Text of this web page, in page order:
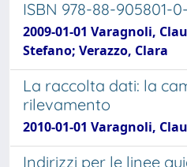
ISBN 978-88-905801-
2009-01-01 Varagnoli,
Stefano; Verazzo, Clara
La raccolta dati: la
rilevamento
2010-01-01 Varagnoli,
Indirizzi per le linee